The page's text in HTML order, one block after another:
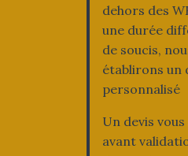
dehors des
une durée
de soucis,
établirons un
personnalisé
Un devis
avant